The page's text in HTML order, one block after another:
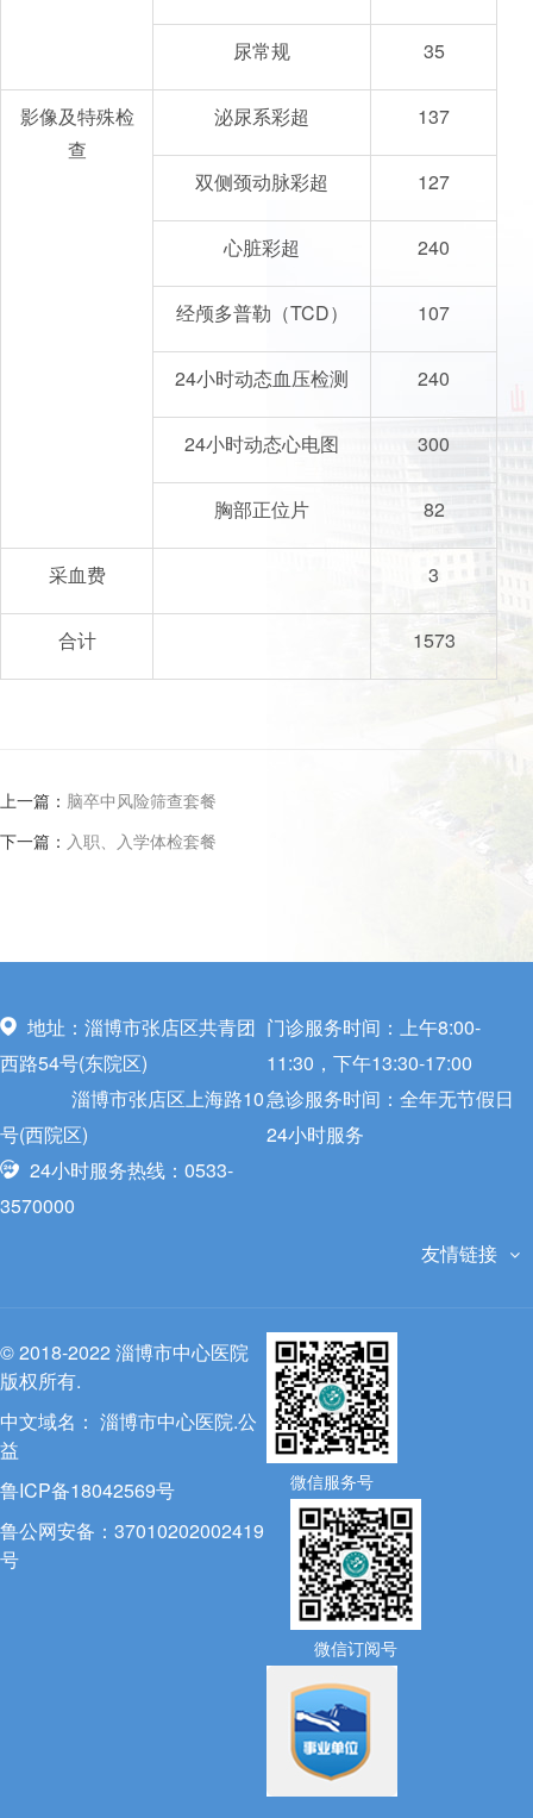
尿常规 35
影像及特殊检
查
泌尿系彩超 137
双侧颈动脉彩超 127
心脏彩超 240
经颅多普勒（TCD） 107
24小时动态血压检测 240
24小时动态心电图 300
胸部正位片 82
采血费 3
合计 1573
上一篇： 脑卒中风险筛查套餐
下一篇： 入职、入学体检套餐
地址：淄博市张店区共青团
西路54号(东院区)
淄博市张店区上海路10
号(西院区)
24小时服务热线：0533-
3570000
门诊服务时间：上午8:00-
11:30，下午13:30-17:00
急诊服务时间：全年无节假日
24小时服务
友情链接
© 2018-2022 淄博市中心医院
版权所有.
中文域名： 淄博市中心医院.公
益
鲁ICP备18042569号
鲁公网安备：37010202002419
号
微信服务号
微信订阅号